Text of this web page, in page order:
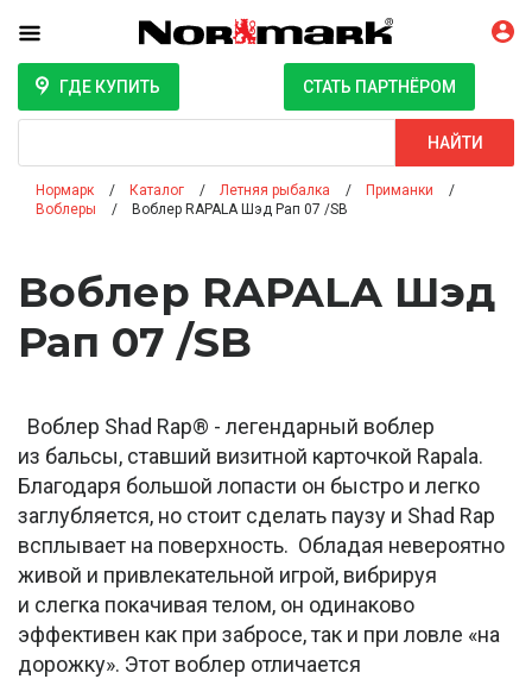
ГДЕ КУПИТЬ СТАТЬ ПАРТНЁРОМ
НАЙТИ
Нормарк Каталог Летняя рыбалка
Приманки
Воблеры
Воблер RAPALA Шэд Рап 07 /SB
Воблер RAPALA Шэд
Рап 07 /SB
Воблер Shad Rap® - легендарный воблер
из бальсы, ставший визитной карточкой Rapala.
Благодаря большой лопасти он быстро и легко
заглубляется, но стоит сделать паузу и Shad Rap
всплывает на поверхность. Обладая невероятно
живой и привлекательной игрой, вибрируя
и слегка покачивая телом, он одинаково
эффективен как при забросе, так и при ловле «на
дорожку». Этот воблер отличается